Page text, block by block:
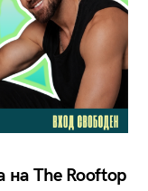
на The Rooftop